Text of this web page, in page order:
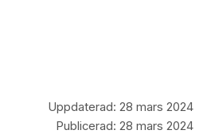
Uppdaterad: 28 mars 2024
Publicerad: 28 mars 2024